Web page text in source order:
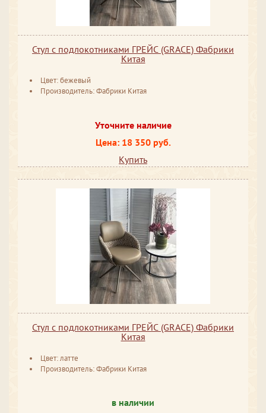
Стул с подлокотниками ГРЕЙС (GRACE) Фабрики
Китая
Цвет: бежевый
Производитель: Фабрики Китая
Уточните наличие
Цена: 18 350 руб.
Купить
Стул с подлокотниками ГРЕЙС (GRACE) Фабрики
Китая
Цвет: латте
Производитель: Фабрики Китая
в наличии